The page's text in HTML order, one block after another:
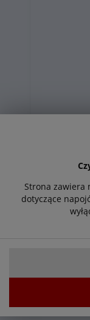
Strona zawiera
dotyczące
19,99 zł